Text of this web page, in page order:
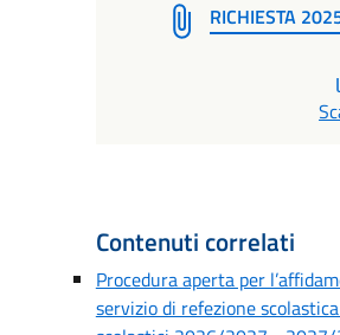
RICHIESTA
Contenuti correlati
Procedura aperta per
servizio di refezione